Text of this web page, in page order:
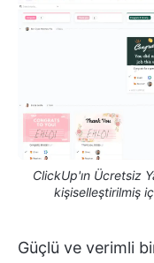
ClickUp'ın Ücretsiz
kişiselleştirilmiş
Güçlü ve verimli